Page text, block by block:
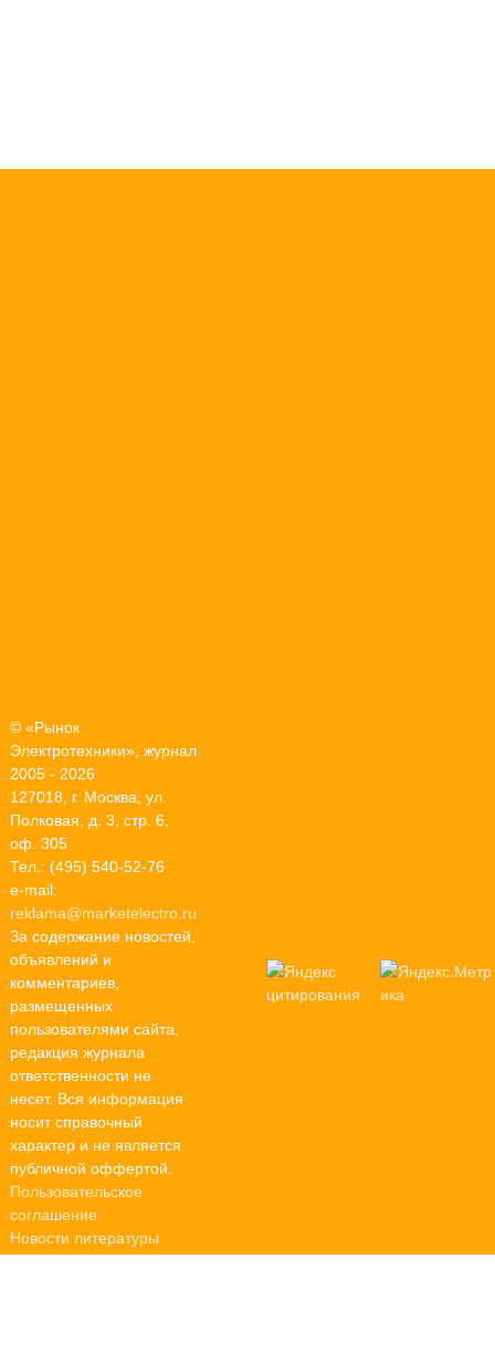
© «Рынок
Электротехники», журнал
2005 - 2026
127018, г. Москва, ул.
Полковая, д. 3, стр. 6,
оф. 305
Тел.: (495) 540-52-76
e-mail:
reklama@marketelectro.ru
За содержание новостей,
объявлений и
комментариев,
размещенных
пользователями сайта,
редакция журнала
ответственности не
несет. Вся информация
носит справочный
характер и не является
публичной оффертой.
Пользовательское
соглашение
Новости литературы